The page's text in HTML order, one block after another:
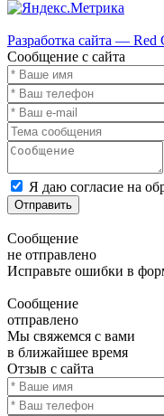
Разработка сайта — Red
Сообщение с сайта
Я даю согласие на
Отправить
Сообщение
не отправлено
Исправьте ошибки в
Сообщение
отправлено
Мы свяжемся с вами
в ближайшее время
Отзыв с сайта